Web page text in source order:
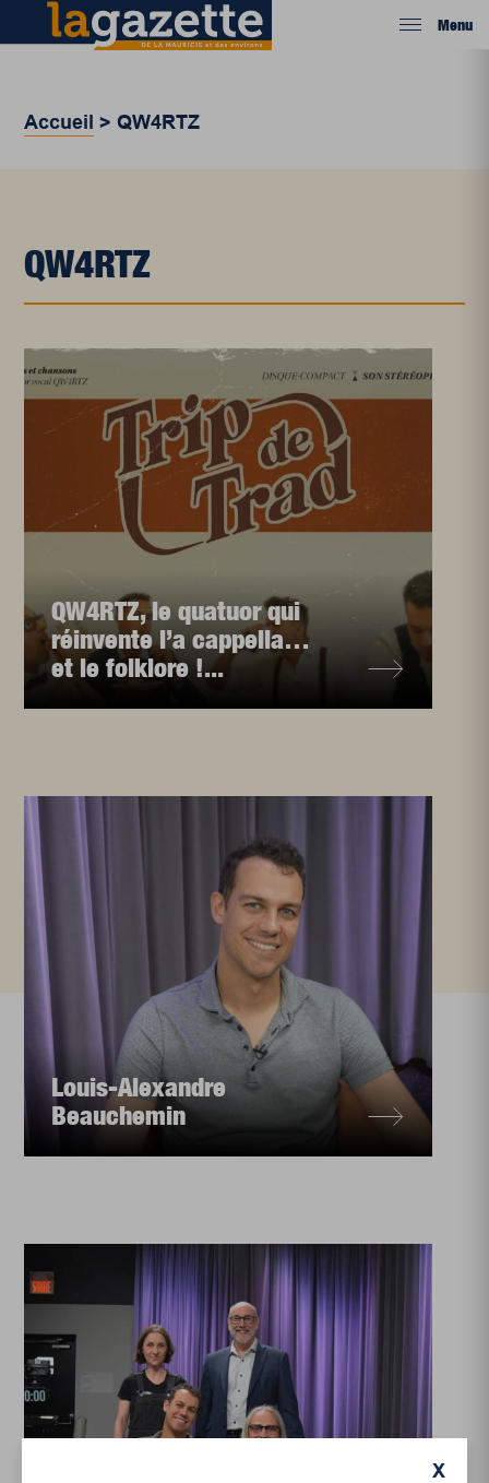
Menu
Accueil >QW4RTZ
QW4RTZ
QW4RTZ, le quatuor qui
réinvente l’a cappella…
et le folklore !...
Louis-Alexandre
Beauchemin
X